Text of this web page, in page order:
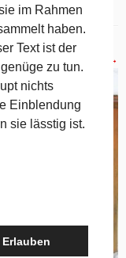
Nächstes →
im Rahmen
haben.
Text ist der
zu tun.
nichts
Einblendung
sie lässtig ist.
Erlauben